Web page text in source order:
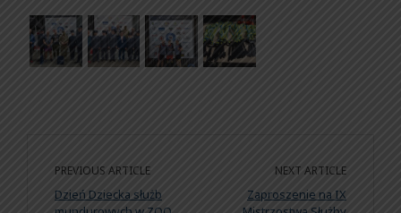
PREVIOUS ARTICLE
Dzień Dziecka służb
NEXT ARTICLE
Zaproszenie na IX